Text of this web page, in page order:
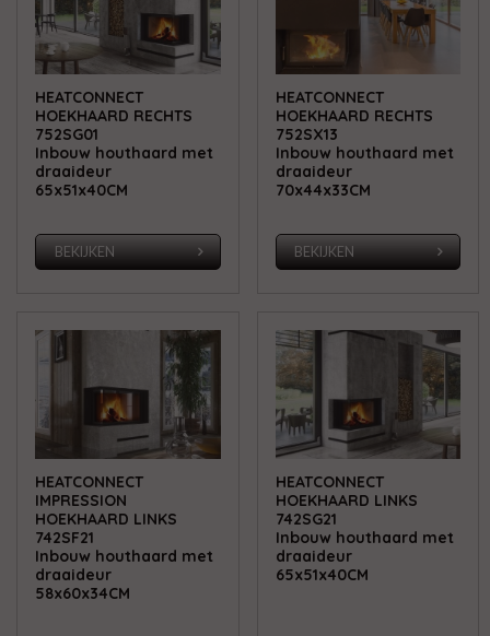
HEATCONNECT
HOEKHAARD RECHTS
752SG01
Inbouw houthaard met
draaideur
65x51x40CM
BEKIJKEN
HEATCONNECT
HOEKHAARD RECHTS
752SX13
Inbouw houthaard met
draaideur
70x44x33CM
BEKIJKEN
HEATCONNECT
IMPRESSION
HOEKHAARD LINKS
742SF21
Inbouw houthaard met
draaideur
58x60x34CM
HEATCONNECT
HOEKHAARD LINKS
742SG21
Inbouw houthaard met
draaideur
65x51x40CM